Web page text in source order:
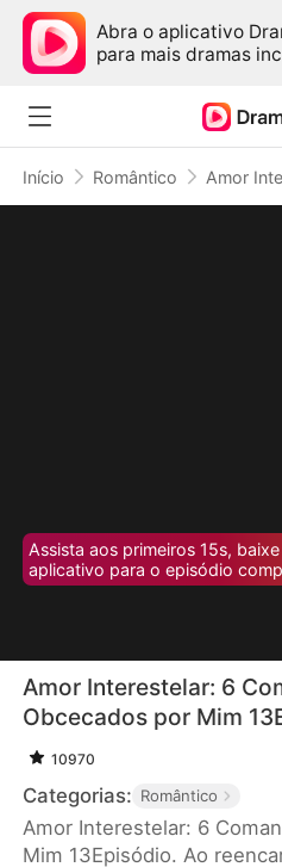
Abra o aplicativo
para mais dramas
Início Romântico
Assista aos primeiros 15s,
aplicativo para o episódio
Amor Interestelar: 6
Obcecados por Mim
10970
Categorias: Romântico
Amor Interestelar: 6
Mim 13Episódio. Ao